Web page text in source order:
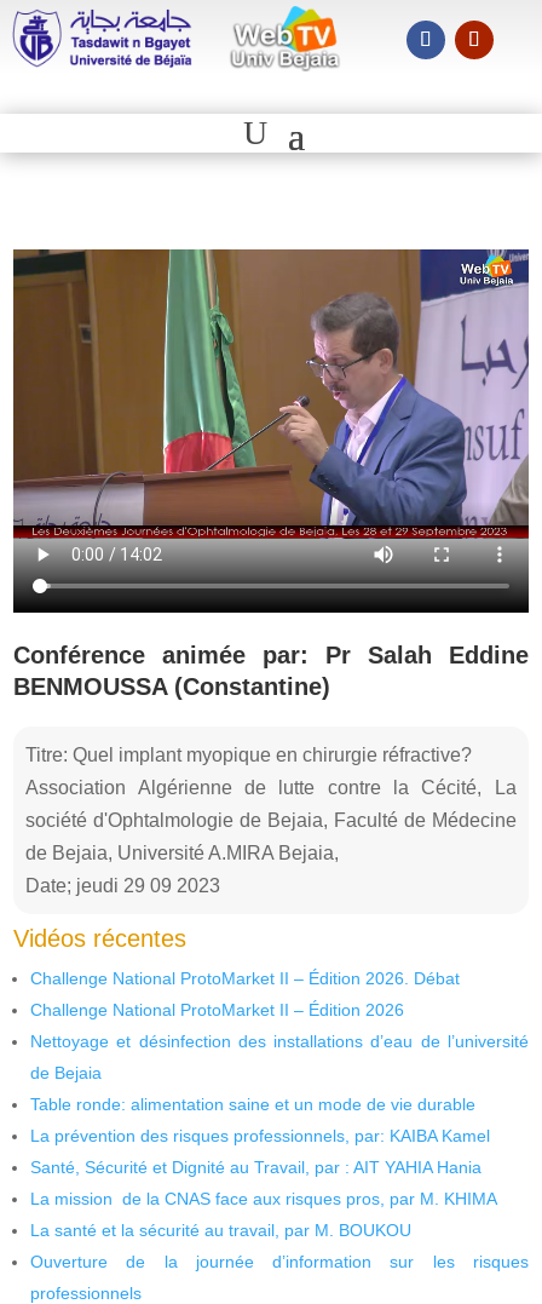
Conférence animée par: Pr Salah Eddine
BENMOUSSA (Constantine)
Titre: Quel implant myopique en chirurgie réfractive?
Association Algérienne de lutte contre la Cécité, La
société d'Ophtalmologie de Bejaia, Faculté de Médecine
de Bejaia, Université A.MIRA Bejaia,
Date; jeudi 29 09 2023
Vidéos récentes
Challenge National ProtoMarket II – Édition 2026. Débat
Challenge National ProtoMarket II – Édition 2026
Nettoyage et désinfection des installations d’eau de l’université
de Bejaia
Table ronde: alimentation saine et un mode de vie durable
La prévention des risques professionnels, par: KAIBA Kamel
Santé, Sécurité et Dignité au Travail, par : AIT YAHIA Hania
La mission de la CNAS face aux risques pros, par M. KHIMA
La santé et la sécurité au travail, par M. BOUKOU
Ouverture de la journée d’information sur les risques
professionnels